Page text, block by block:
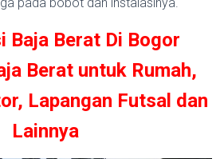
Baja Berat Di Bogor
Berat untuk Rumah,
Lapangan Futsal dan
Lainnya